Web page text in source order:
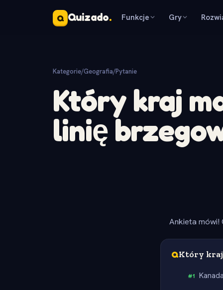
Q Quizado. Funkcje Gry
Kategorie/Geografia/Pytanie
Który kraj
linię
Ankieta mówi!
QKtóry kraj
#1